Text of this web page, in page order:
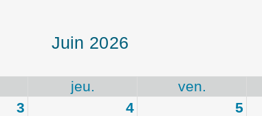
juin 2026
jeu. ven.
3 4 5